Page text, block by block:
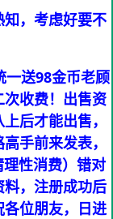
知，考虑好要不
一送98金币老顾
收费！出售资
后才能出售，
手前来发表，
性消费）错对
，注册成功后
位朋友，日进